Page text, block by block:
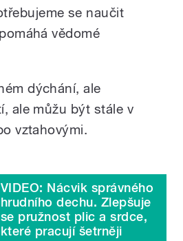
se naučit
vědomé
dýchání, ale
ale můžu být stále v
vztahovými.
VIDEO: Nácvik správného
hrudního dechu. Zlepšuje
se pružnost plic a srdce,
které pracují šetrněji